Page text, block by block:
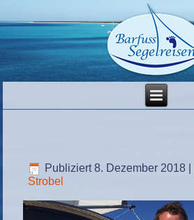
Publiziert 8. Dezember 2018
Strobel